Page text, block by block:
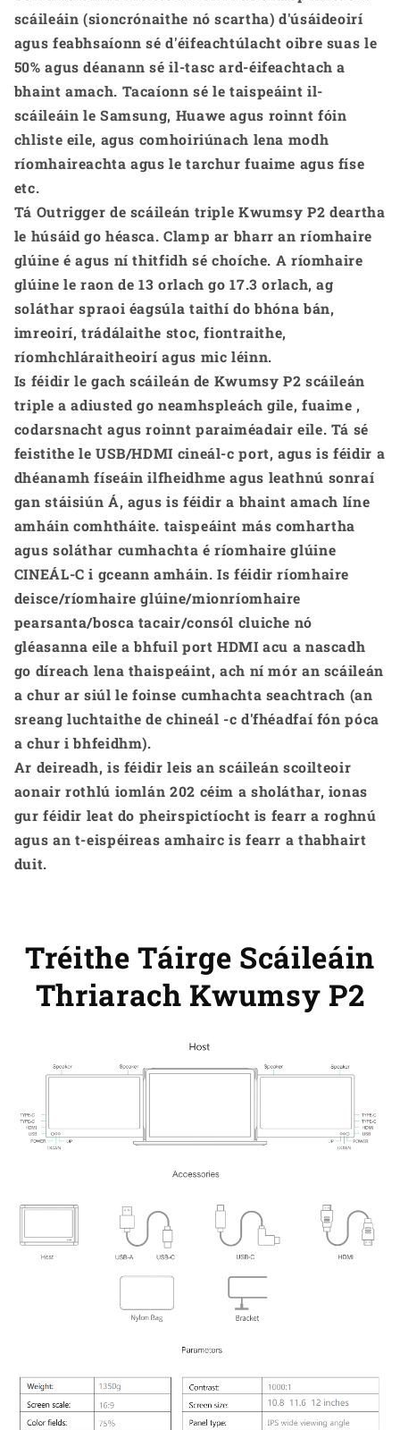
scáileáin (sioncrónaithe nó scartha) d'úsáideoirí
agus feabhsaíonn sé d'éifeachtúlacht oibre suas le
50% agus déanann sé il-tasc ard-éifeachtach a
bhaint amach. Tacaíonn sé le taispeáint il-
scáileáin le Samsung, Huawe agus roinnt fóin
chliste eile, agus comhoiriúnach lena modh
ríomhaireachta agus le tarchur fuaime agus físe
etc.
Tá Outrigger de scáileán triple Kwumsy P2 deartha
le húsáid go héasca. Clamp ar bharr an ríomhaire
glúine é agus ní thitfidh sé choíche. A ríomhaire
glúine le raon de 13 orlach go 17.3 orlach, ag
soláthar spraoi éagsúla taithí do bhóna bán,
imreoirí, trádálaithe stoc, fiontraithe,
ríomhchláraitheoirí agus mic léinn.
Is féidir le gach scáileán de Kwumsy P2 scáileán
triple a adiusted go neamhspleách gile, fuaime ,
codarsnacht agus roinnt paraiméadair eile. Tá sé
feistithe le USB/HDMI cineál-c port, agus is féidir a
dhéanamh físeáin ilfheidhme agus leathnú sonraí
gan stáisiún Á, agus is féidir a bhaint amach líne
amháin comhtháite. taispeáint más comhartha
agus soláthar cumhachta é ríomhaire glúine
CINEÁL-C i gceann amháin. Is féidir ríomhaire
deisce/ríomhaire glúine/mionríomhaire
pearsanta/bosca tacair/consól cluiche nó
gléasanna eile a bhfuil port HDMI acu a nascadh
go díreach lena thaispeáint, ach ní mór an scáileán
a chur ar siúl le foinse cumhachta seachtrach (an
sreang luchtaithe de chineál -c d'fhéadfaí fón póca
a chur i bhfeidhm).
Ar deireadh, is féidir leis an scáileán scoilteoir
aonair rothlú iomlán 202 céim a sholáthar, ionas
gur féidir leat do pheirspictíocht is fearr a roghnú
agus an t-eispéireas amhairc is fearr a thabhairt
duit.
Tréithe Táirge Scáileáin
Thriarach Kwumsy P2